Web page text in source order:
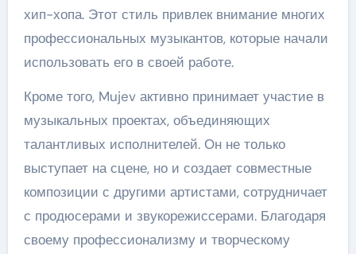
хип-хопа. Этот стиль привлек внимание многих
профессиональных музыкантов, которые начали
использовать его в своей работе.
Кроме того, Mujev активно принимает участие в
музыкальных проектах, объединяющих
талантливых исполнителей. Он не только
выступает на сцене, но и создает совместные
композиции с другими артистами, сотрудничает
с продюсерами и звукорежиссерами. Благодаря
своему профессионализму и творческому